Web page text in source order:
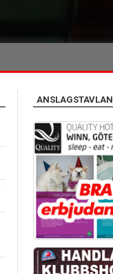
ANSLAGSTAVLAN